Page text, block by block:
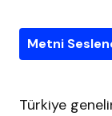
Metni
Türkiye